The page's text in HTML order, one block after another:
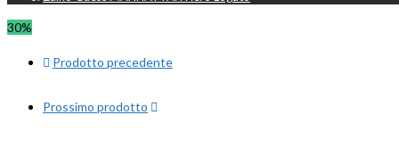
30%
Prodotto precedente
Prossimo prodotto